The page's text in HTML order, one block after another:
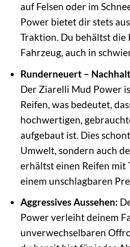
auf Felsen oder im
Power bietet dir stets
Traktion. Du behältst
Fahrzeug, auch in
Runderneuert –
Der Ziarelli Mud Power
Reifen, was bedeutet,
hochwertigen,
aufgebaut ist. Dies
Umwelt, sondern auch
erhältst einen Reifen mit
einem unschlagbaren
Aggressives Aussehen:
Power verleiht deinem
unverwechselbaren